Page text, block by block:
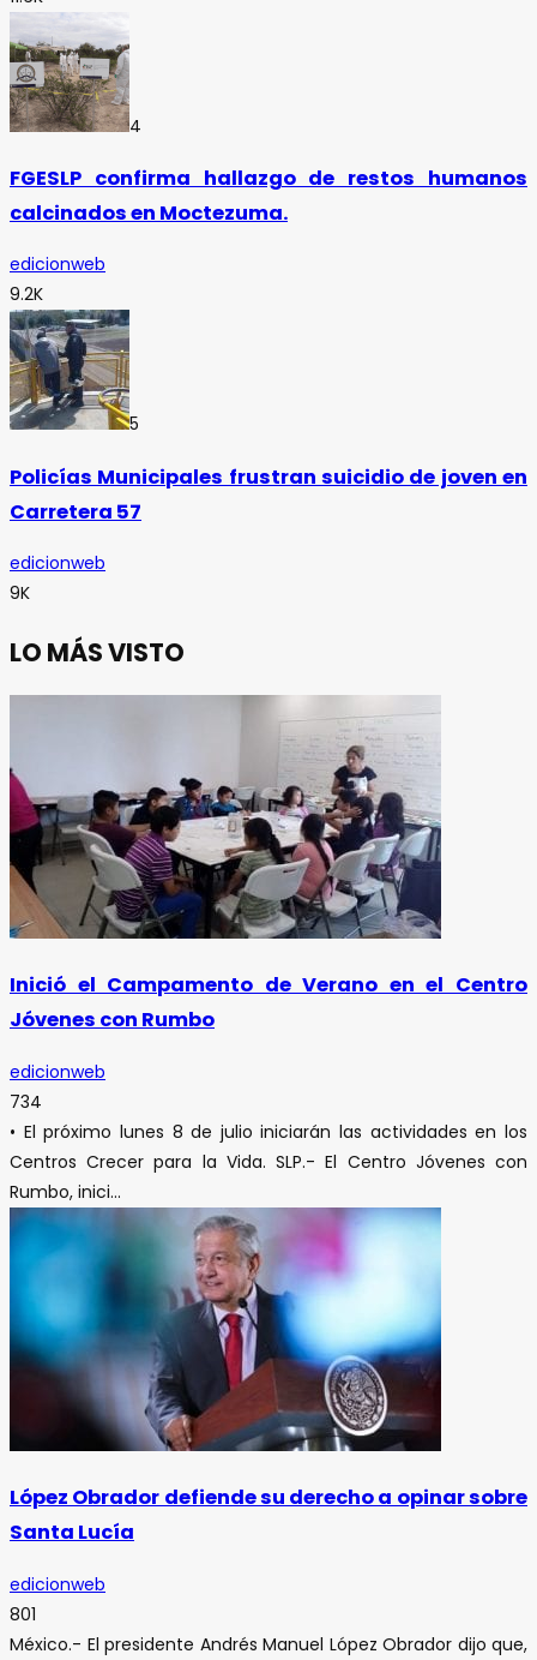
4
FGESLP confirma hallazgo de restos humanos
calcinados en Moctezuma.
edicionweb
9.2K
5
Policías Municipales frustran suicidio de joven en
Carretera 57
edicionweb
9K
LO MÁS VISTO
Inició el Campamento de Verano en el Centro
Jóvenes con Rumbo
edicionweb
734
• El próximo lunes 8 de julio iniciarán las actividades en los
Centros Crecer para la Vida. SLP.- El Centro Jóvenes con
Rumbo, inici...
López Obrador defiende su derecho a opinar sobre
Santa Lucía
edicionweb
801
México.- El presidente Andrés Manuel López Obrador dijo que,